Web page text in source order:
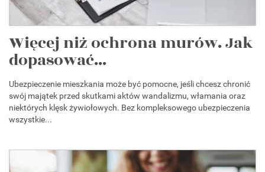
Więcej niż ochrona murów. Jak
dopasować...
Ubezpieczenie mieszkania może być pomocne, jeśli chcesz chronić
swój majątek przed skutkami aktów wandalizmu, włamania oraz
niektórych klęsk żywiołowych. Bez kompleksowego ubezpieczenia
wszystkie...